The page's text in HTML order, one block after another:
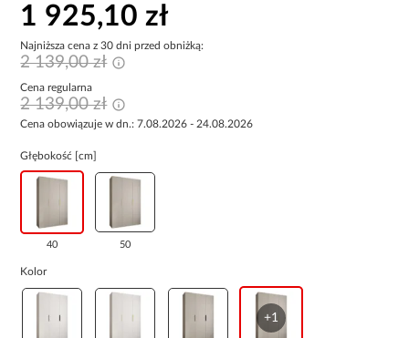
1 925,10 zł
Najniższa cena z 30 dni przed obniżką:
2 139,00 zł
Cena regularna
2 139,00 zł
Cena obowiązuje w dn.: 7.08.2026 - 24.08.2026
Głębokość [cm]
40 50
Kolor
+1